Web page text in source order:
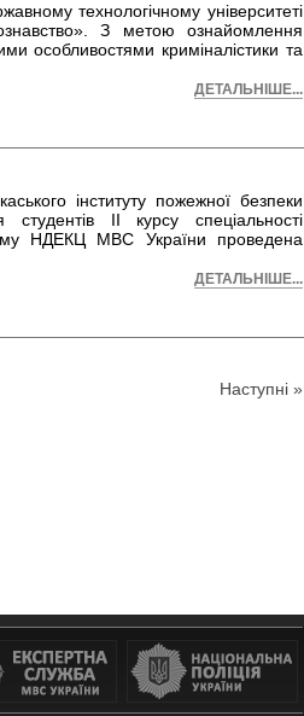
технологічному університеті
З метою ознайомлення
особливостями криміналістики та
ДЕТАЛЬНІШЕ...
інституту пожежної безпеки
II курсу спеціальності
НДЕКЦ МВС України проведена
ДЕТАЛЬНІШЕ...
Наступні »